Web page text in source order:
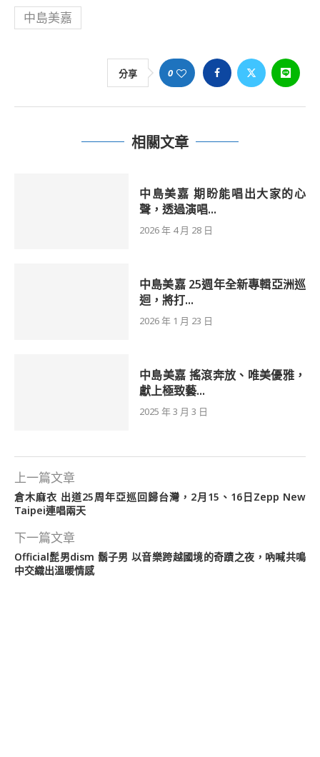
中島美嘉
分享 0
相關文章
中島美嘉 期盼能唱出大家的心
聲，透過演唱...
2026 年 4 月 28 日
中島美嘉 25週年全新專輯亞洲巡
迴，將打...
2026 年 1 月 23 日
中島美嘉 搖滾奔放、唯美優雅，
獻上極致藝...
2025 年 3 月 3 日
上一篇文章
倉木麻衣 出道25周年亞巡回歸台灣，2月15、16日Zepp New
Taipei連唱兩天
下一篇文章
Official髭男dism 鬍子男 以音樂跨越國境的奇蹟之夜，吶喊共鳴
中交織出溫暖情感